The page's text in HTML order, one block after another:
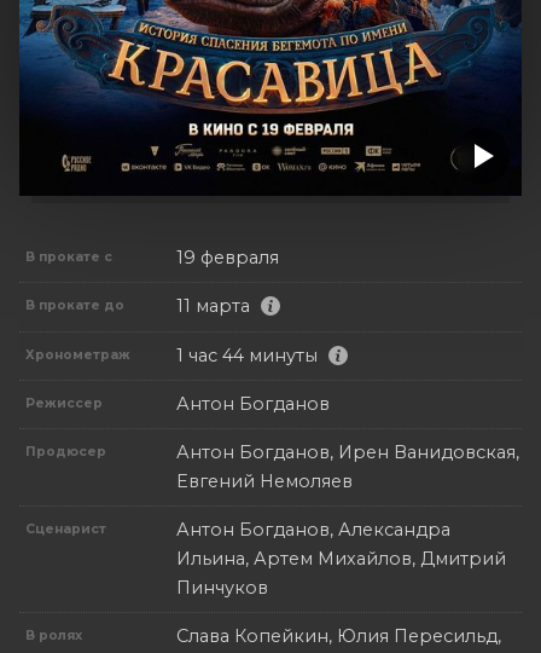
В прокате с 19 февраля
В прокате до 11 марта
Хронометраж 1 час 44 минуты
Режиссер Антон Богданов
Продюсер
Антон Богданов, Ирен Ванидовская,
Евгений Немоляев
Сценарист
Антон Богданов, Александра
Ильина, Артем Михайлов, Дмитрий
Пинчуков
В ролях
Слава Копейкин, Юлия Пересильд,